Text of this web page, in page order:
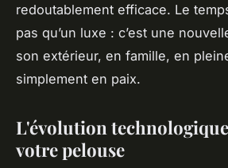
redoutablement efficace. Le
pas qu’un luxe : c’est une
son extérieur, en famille, en
simplement en paix.
L'évolution
votre pelouse